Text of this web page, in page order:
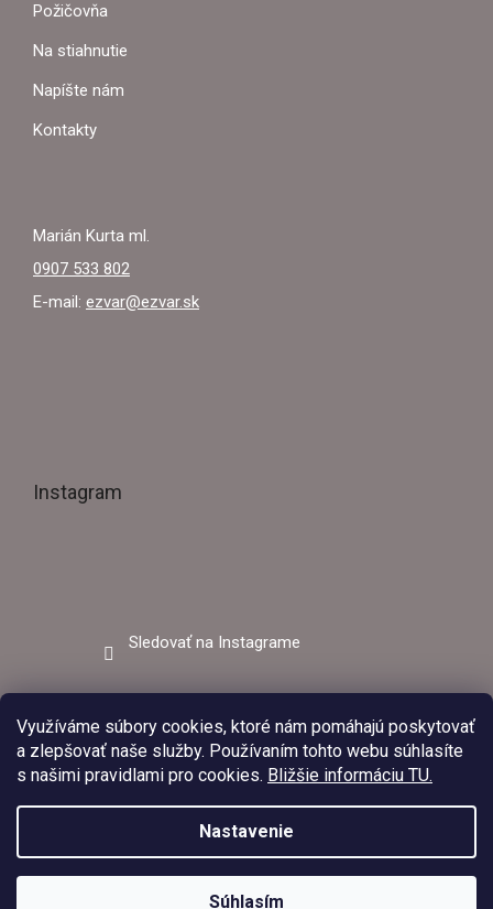
Využíváme súbory cookies, ktoré nám pomáhajú poskytovať
a zlepšovať naše služby. Používaním tohto webu súhlasíte
s našimi pravidlami pro cookies. Bližšie informáciu TU.
Nastavenie
Súhlasím
V dňoch 03.08.2026 – 09.08.2026 bude predajňa EZVAR –
zváracia technika z dôvodu čerpania dovolenky zatvorená.
Objednávky prijaté v tomto období budú vybavené po opätovnom
Požičovňa
Na stiahnutie
Napíšte nám
Kontakty
Marián Kurta ml.
0907 533 802
E-mail: ezvar@ezvar.sk
Instagram
Sledovať na Instagrame